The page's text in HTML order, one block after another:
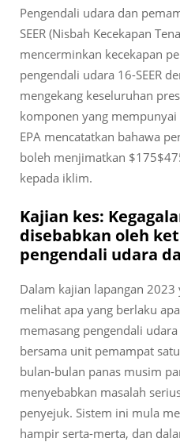
Pengendali udara dan
SEER (Nisbah Kecekapan
mencerminkan kecekapan
pengendali udara 16-SEER
mengekang keseluruhan
komponen yang
EPA mencatatkan bahawa
boleh menjimatkan
kepada iklim.
Kajian kes:
disebabkan oleh
pengendali udara
Dalam kajian lapangan
melihat apa yang berlaku
memasang pengendali
bersama unit pemampat
bulan-bulan panas musim
menyebabkan masalah
penyejuk. Sistem ini mula
hampir serta-merta, dan